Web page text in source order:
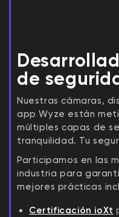
de
Nuestras cámaras,
app Wyze están
múltiples capas de
tranquilidad. Tu
Participamos en las
industria para
mejores prácticas
Certificación ioXt